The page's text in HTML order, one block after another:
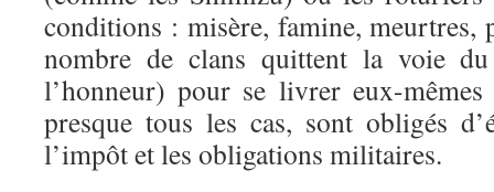
conditions : misère, famine, meurtres,
nombre de clans quittent la voie
l’honneur) pour se livrer eux-
presque tous les cas, sont obligés
l’impôt et les obligations militaires.